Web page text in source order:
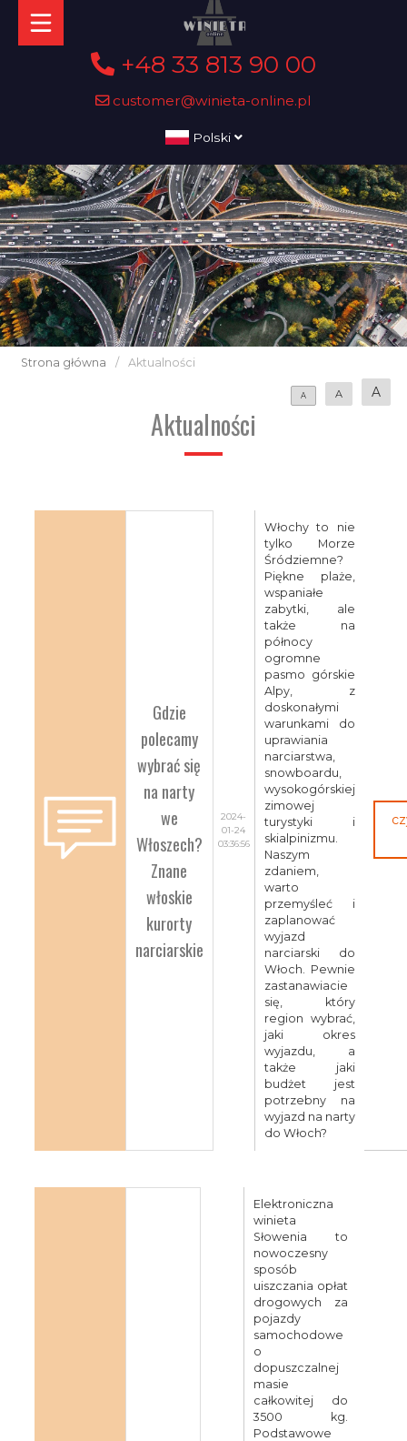
+48 33 813 90 00
customer@winieta-online.pl
Polski
Strona główna / Aktualności
A A A
Aktualności
Gdzie
polecamy
wybrać się
na narty
we
Włoszech?
Znane
włoskie
kurorty
narciarskie
2024-
01-24
03:36:56
Włochy to nie
tylko Morze
Śródziemne?
Piękne plaże,
wspaniałe
zabytki, ale
także na
północy
ogromne
pasmo górskie
Alpy, z
doskonałymi
warunkami do
uprawiania
narciarstwa,
snowboardu,
wysokogórskiej
zimowej
turystyki i
skialpinizmu.
Naszym
zdaniem,
warto
przemyśleć i
zaplanować
wyjazd
narciarski do
Włoch. Pewnie
zastanawiacie
się, który
region wybrać,
jaki okres
wyjazdu, a
także jaki
budżet jest
potrzebny na
wyjazd na narty
do Włoch?
Elektroniczna
winieta
Słowenia to
nowoczesny
sposób
uiszczania opłat
drogowych za
pojazdy
samochodowe
o
dopuszczalnej
masie
całkowitej do
3500 kg.
Podstawowe